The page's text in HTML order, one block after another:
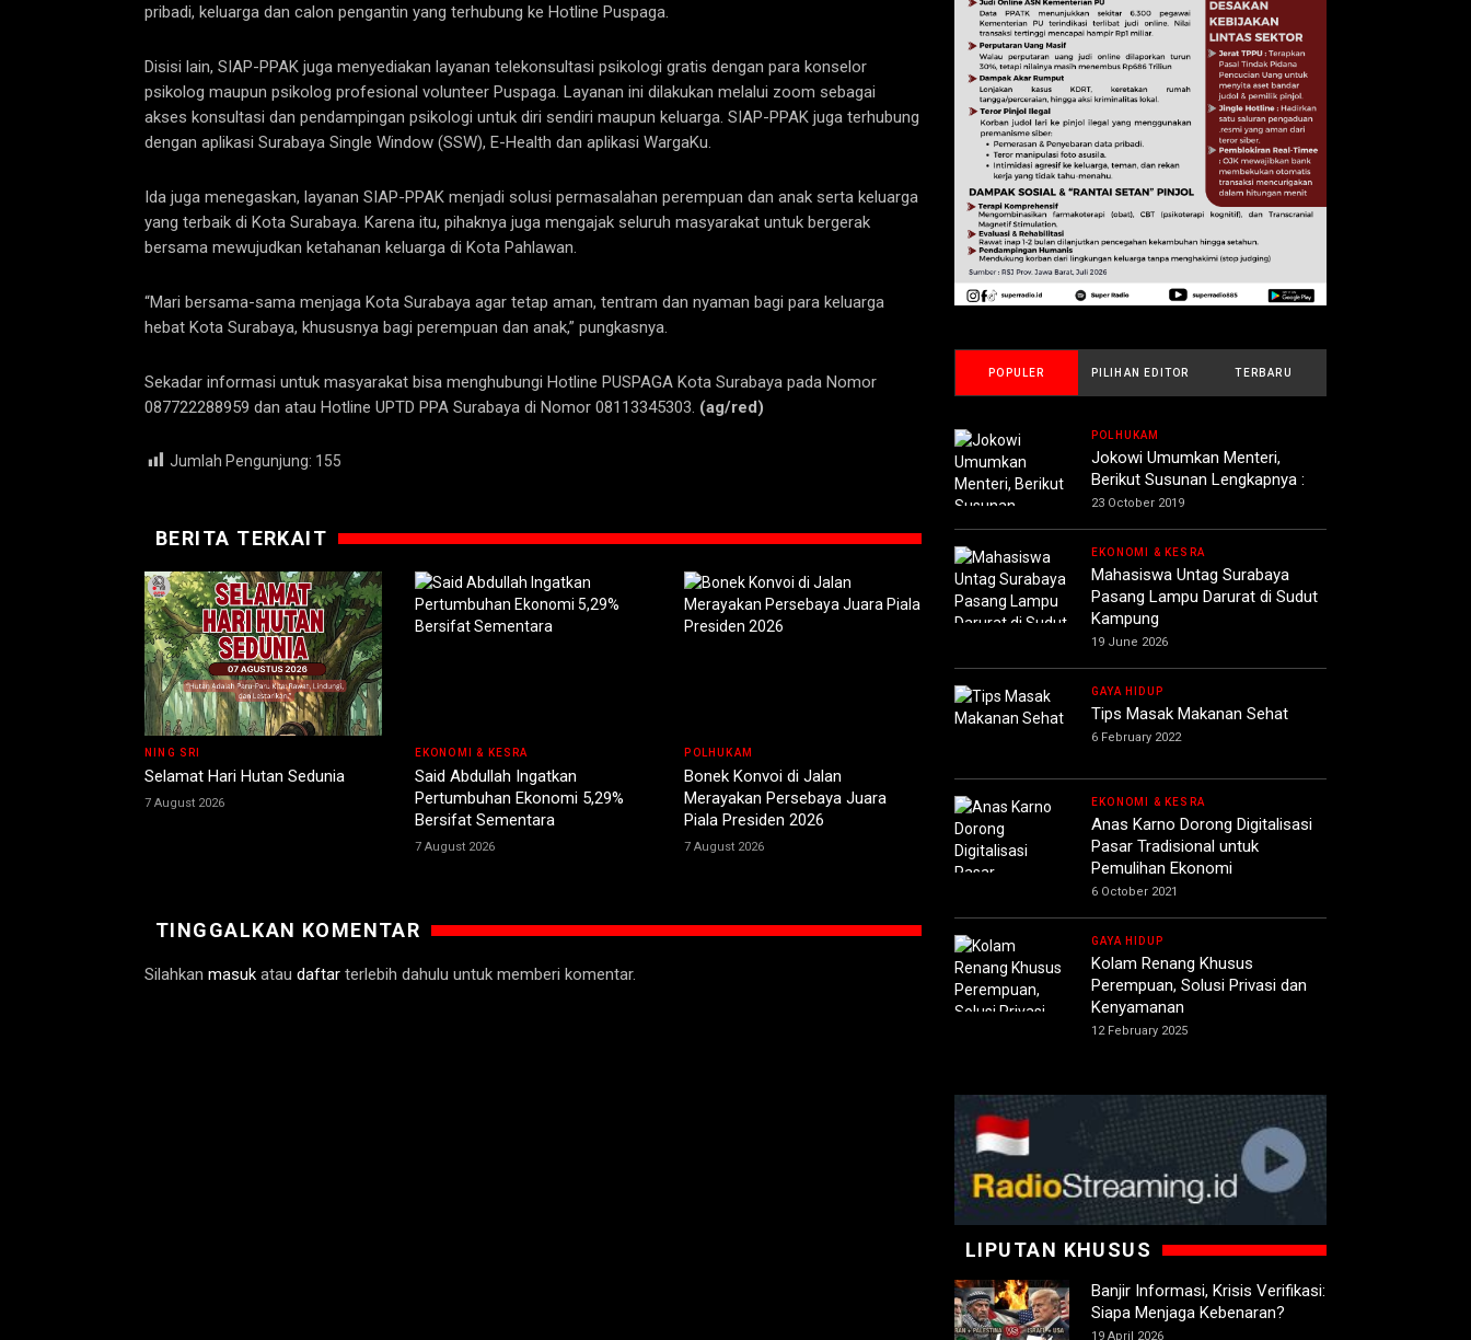
pribadi, keluarga dan calon pengantin yang terhubung ke Hotline Puspaga.
Disisi lain, SIAP-PPAK juga menyediakan layanan telekonsultasi psikologi gratis dengan para konselor
psikolog maupun psikolog profesional volunteer Puspaga. Layanan ini dilakukan melalui zoom sebagai
akses konsultasi dan pendampingan psikologi untuk diri sendiri maupun keluarga. SIAP-PPAK juga terhubung
dengan aplikasi Surabaya Single Window (SSW), E-Health dan aplikasi WargaKu.
Ida juga menegaskan, layanan SIAP-PPAK menjadi solusi permasalahan perempuan dan anak serta keluarga
yang terbaik di Kota Surabaya. Karena itu, pihaknya juga mengajak seluruh masyarakat untuk bergerak
bersama mewujudkan ketahanan keluarga di Kota Pahlawan.
“Mari bersama-sama menjaga Kota Surabaya agar tetap aman, tentram dan nyaman bagi para keluarga
hebat Kota Surabaya, khususnya bagi perempuan dan anak,” pungkasnya.
Sekadar informasi untuk masyarakat bisa menghubungi Hotline PUSPAGA Kota Surabaya pada Nomor
087722288959 dan atau Hotline UPTD PPA Surabaya di Nomor 08113345303. (ag/red)
Jumlah Pengunjung: 155
BERITA TERKAIT
NING SRI
Selamat Hari Hutan Sedunia
7 August 2026
EKONOMI & KESRA
Said Abdullah Ingatkan
Pertumbuhan Ekonomi 5,29%
Bersifat Sementara
7 August 2026
POLHUKAM
Bonek Konvoi di Jalan
Merayakan Persebaya Juara
Piala Presiden 2026
7 August 2026
TINGGALKAN KOMENTAR
Silahkan masuk atau daftar terlebih dahulu untuk memberi komentar.
POPULER PILIHAN EDITOR TERBARU
POLHUKAM
Jokowi Umumkan Menteri,
Berikut Susunan Lengkapnya :
23 October 2019
EKONOMI & KESRA
Mahasiswa Untag Surabaya
Pasang Lampu Darurat di Sudut
Kampung
19 June 2026
GAYA HIDUP
Tips Masak Makanan Sehat
6 February 2022
EKONOMI & KESRA
Anas Karno Dorong Digitalisasi
Pasar Tradisional untuk
Pemulihan Ekonomi
6 October 2021
GAYA HIDUP
Kolam Renang Khusus
Perempuan, Solusi Privasi dan
Kenyamanan
12 February 2025
LIPUTAN KHUSUS
Banjir Informasi, Krisis Verifikasi:
Siapa Menjaga Kebenaran?
19 April 2026